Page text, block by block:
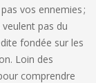
vos ennemies ;
pas du
fondée sur les
. Loin des
comprendre